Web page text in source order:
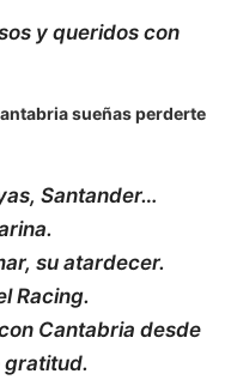
y queridos con
sueñas perderte
Santander…
su atardecer.
Racing.
Cantabria desde
gratitud.